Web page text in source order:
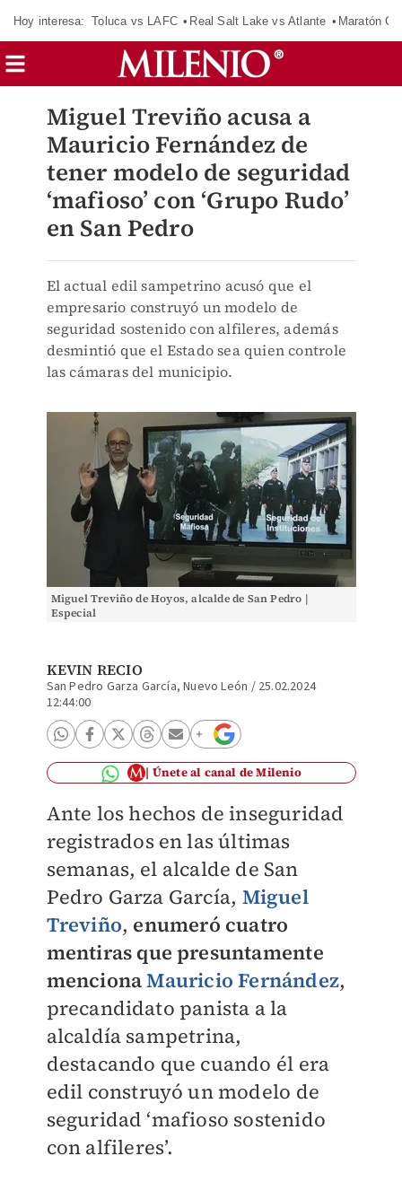
Hoy interesa: Toluca vs LAFC Real Salt Lake vs Atlante Maratón
Miguel Treviño acusa a
Mauricio Fernández de
tener modelo de seguridad
‘mafioso’ con ‘Grupo Rudo’
en San Pedro
El actual edil sampetrino acusó que el
empresario construyó un modelo de
seguridad sostenido con alfileres, además
desmintió que el Estado sea quien controle
las cámaras del municipio.
Miguel Treviño de Hoyos, alcalde de San Pedro |
Especial
KEVIN RECIO
San Pedro Garza García, Nuevo León / 25.02.2024
12:44:00
Únete al canal de Milenio
Ante los hechos de inseguridad
registrados en las últimas
semanas, el alcalde de San
Pedro Garza García, Miguel
Treviño, enumeró cuatro
mentiras que presuntamente
mencionaMauricio Fernández,
precandidato panista a la
alcaldía sampetrina,
destacando que cuando él era
edil construyó un modelo de
seguridad ‘mafioso sostenido
con alfileres’.